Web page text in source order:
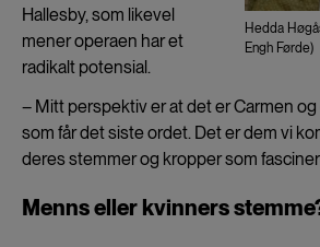
Hedda
Engh Førde)
Hallesby, som likevel
mener operaen har et
radikalt potensial.
– Mitt perspektiv er at det er Carmen
som får det siste ordet. Det er dem vi
deres stemmer og kropper som
Menns eller kvinners